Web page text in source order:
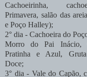
Cachoeirinha,
Primavera, salão das
e Poço Halley);
2° dia - Cachoeira do
Morro do Pai Inácio,
Pratinha e Azul,
Doce;
3° dia - Vale do Capão,